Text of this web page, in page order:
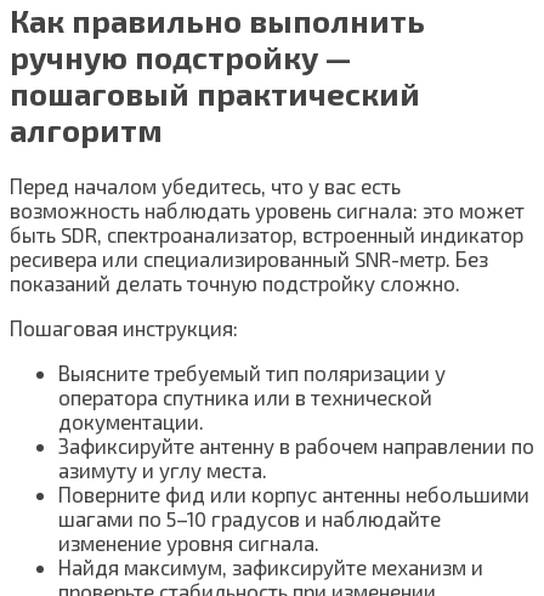
Как правильно выполнить
ручную подстройку —
пошаговый практический
алгоритм
Перед началом убедитесь, что у вас есть
возможность наблюдать уровень сигнала: это может
быть SDR, спектроанализатор, встроенный индикатор
ресивера или специализированный SNR-метр. Без
показаний делать точную подстройку сложно.
Пошаговая инструкция:
Выясните требуемый тип поляризации у
оператора спутника или в технической
документации.
Зафиксируйте антенну в рабочем направлении по
азимуту и углу места.
Поверните фид или корпус антенны небольшими
шагами по 5–10 градусов и наблюдайте
изменение уровня сигнала.
Найдя максимум, зафиксируйте механизм и
проверьте стабильность при изменении